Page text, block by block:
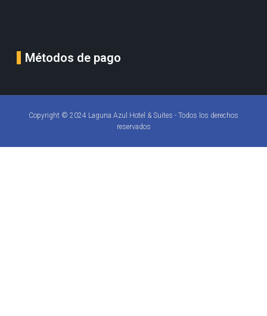
Métodos de pago
Copyright © 2024 Laguna Azul Hotel & Suites - Todos los derechos
reservados